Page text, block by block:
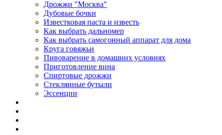
Дрожжи "Москва"
Дубовые бочки
Известковая паста и известь
Как выбрать дальномер
Как выбрать самогонный аппарат для дома
Круга говяжьи
Пивоварение в домашних условиях
Приготовление вина
Спиртовые дрожжи
Стеклянные бутыли
Эссенции